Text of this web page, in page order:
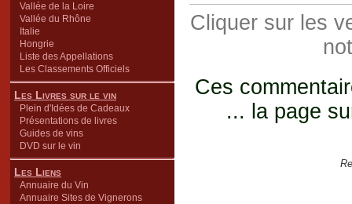
Vallée de la Loire
Vallée du Rhône
Italie
Hongrie
Liste des Appellations
Les Classements Officiels
Les Livres sur le vin
Plein d'Idées de Cadeaux
Présentations de livres
Guides de vins
DVD sur le vin
Les Liens
Annuaire du Vin
Annuaire Sites de Vignerons
Cliquer sur les
Ces
... la page